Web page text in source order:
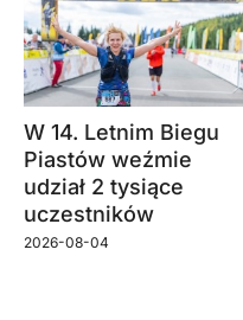
W 14. Letnim Biegu
Piastów weźmie
udział 2 tysiące
uczestników
2026-08-04